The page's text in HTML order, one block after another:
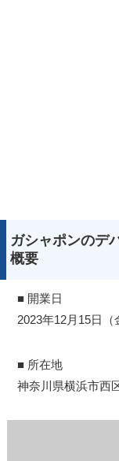
ガシャポンのデ
概要
■ 開業日
2023年12月15日（
■ 所在地
神奈川県横浜市西